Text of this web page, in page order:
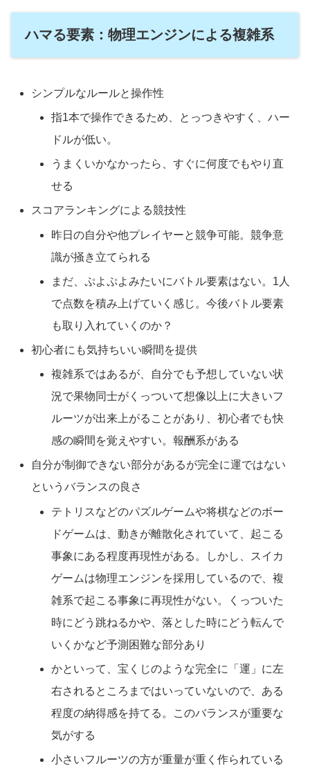
ハマる要素：物理エンジンによる複雑系
シンプルなルールと操作性
指1本で操作できるため、とっつきやすく、ハー
ドルが低い。
うまくいかなかったら、すぐに何度でもやり直
せる
スコアランキングによる競技性
昨日の自分や他プレイヤーと競争可能。競争意
識が掻き立てられる
まだ、ぷよぷよみたいにバトル要素はない。1人
で点数を積み上げていく感じ。今後バトル要素
も取り入れていくのか？
初心者にも気持ちいい瞬間を提供
複雑系ではあるが、自分でも予想していない状
況で果物同士がくっついて想像以上に大きいフ
ルーツが出来上がることがあり、初心者でも快
感の瞬間を覚えやすい。報酬系がある
自分が制御できない部分があるが完全に運ではない
というバランスの良さ
テトリスなどのパズルゲームや将棋などのボー
ドゲームは、動きが離散化されていて、起こる
事象にある程度再現性がある。しかし、スイカ
ゲームは物理エンジンを採用しているので、複
雑系で起こる事象に再現性がない。くっついた
時にどう跳ねるかや、落とした時にどう転んで
いくかなど予測困難な部分あり
かといって、宝くじのような完全に「運」に左
右されるところまではいっていないので、ある
程度の納得感を持てる。このバランスが重要な
気がする
小さいフルーツの方が重量が重く作られている